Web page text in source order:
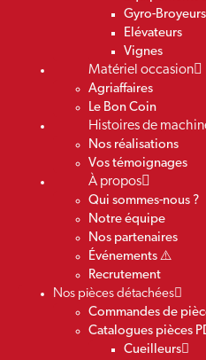
Gyro-Broyeurs
Elévateurs
Vignes
Matériel occasion
Agriaffaires
Le Bon Coin
Histoires de
Nos réalisations
Vos témoignages
À propos
Qui sommes-nous ?
Notre équipe
Nos partenaires
Événements ⚠️
Recrutement
Nos pièces détachées
Commandes de
Catalogues pièces
Cueilleurs